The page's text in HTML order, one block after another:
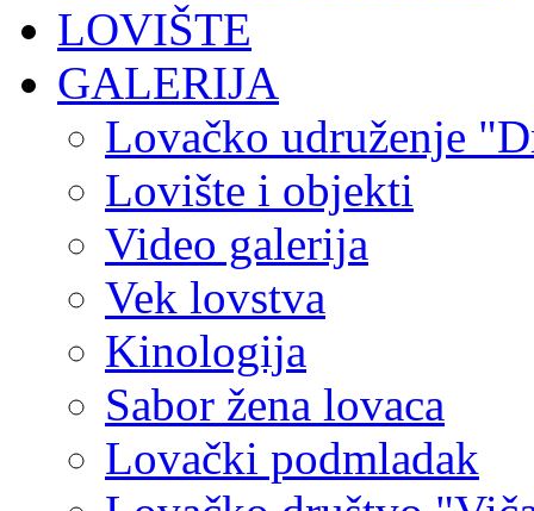
LOVIŠTE
GALERIJA
Lovačko udruženje
Lovište i objekti
Video galerija
Vek lovstva
Kinologija
Sabor žena lovaca
Lovački podmladak